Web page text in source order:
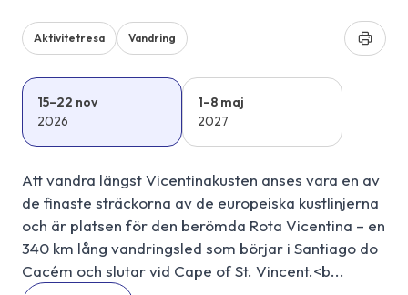
Aktivitetresa Vandring
15–22 nov
2026
1–8 maj
2027
Att vandra längst Vicentinakusten anses vara en av
de finaste sträckorna av de europeiska kustlinjerna
och är platsen för den berömda Rota Vicentina – en
340 km lång vandringsled som börjar i Santiago do
Cacém och slutar vid Cape of St. Vincent.<b...